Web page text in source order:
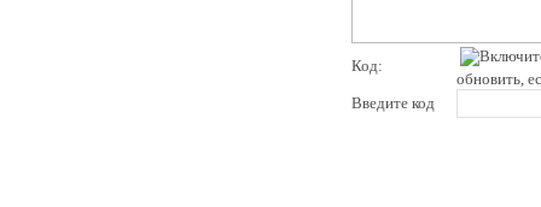
Код:
обновить,
Введите код